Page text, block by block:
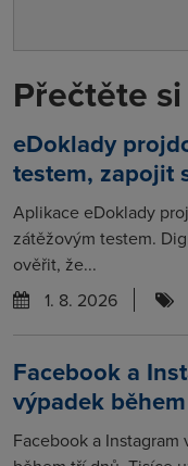
Přečtěte
eDoklady
testem, zapojit
Aplikace eDoklady
zátěžovým testem.
ověřit, že...
1. 8. 2026
Facebook a
výpadek
Facebook a